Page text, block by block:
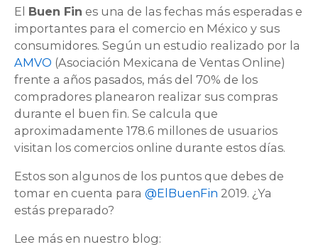
El Buen Fin es una de las fechas más esperadas e
importantes para el comercio en México y sus
consumidores. Según un estudio realizado por la
AMVO (Asociación Mexicana de Ventas Online)
frente a años pasados, más del 70% de los
compradores planearon realizar sus compras
durante el buen fin. Se calcula que
aproximadamente 178.6 millones de usuarios
visitan los comercios online durante estos días.
Estos son algunos de los puntos que debes de
tomar en cuenta para @ElBuenFin 2019. ¿Ya
estás preparado?
Lee más en nuestro blog: